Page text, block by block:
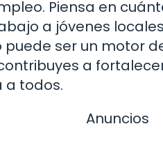
Piensa en
a jóvenes
ser un motor
a
a todos.
Anuncios